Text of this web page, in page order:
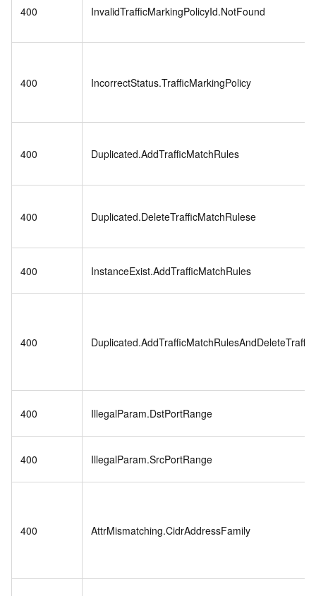
400 InvalidTrafficMarkingPolicyId.NotFound
400 IncorrectStatus.TrafficMarkingPolicy
400 Duplicated.AddTrafficMatchRules
400 Duplicated.DeleteTrafficMatchRulese
400 InstanceExist.AddTrafficMatchRules
400
400 IllegalParam.DstPortRange
400 IllegalParam.SrcPortRange
400 AttrMismatching.CidrAddressFamily